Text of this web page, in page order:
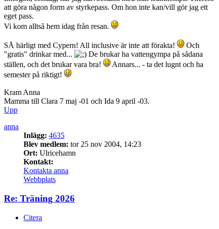
att göra någon form av styrkepass. Om hon inte kan/vill gör jag ett
eget pass.
Vi kom alltså hem idag från resan.
SÅ härligt med Cypern! All inclusive är inte att förakta!
Och
"gratis" drinkar med...
De brukar ha vattengympa på sådana
ställen, och det brukar vara bra!
Annars... - ta det lugnt och ha
semester på riktigt!
Kram Anna
Mamma till Clara 7 maj -01 och Ida 9 april -03.
Upp
anna
Inlägg: 4635
Blev medlem: tor 25 nov 2004, 14:23
Ort: Ulricehamn
Kontakt:
Kontakta anna
Webbplats
Re: Träning 2026
Citera